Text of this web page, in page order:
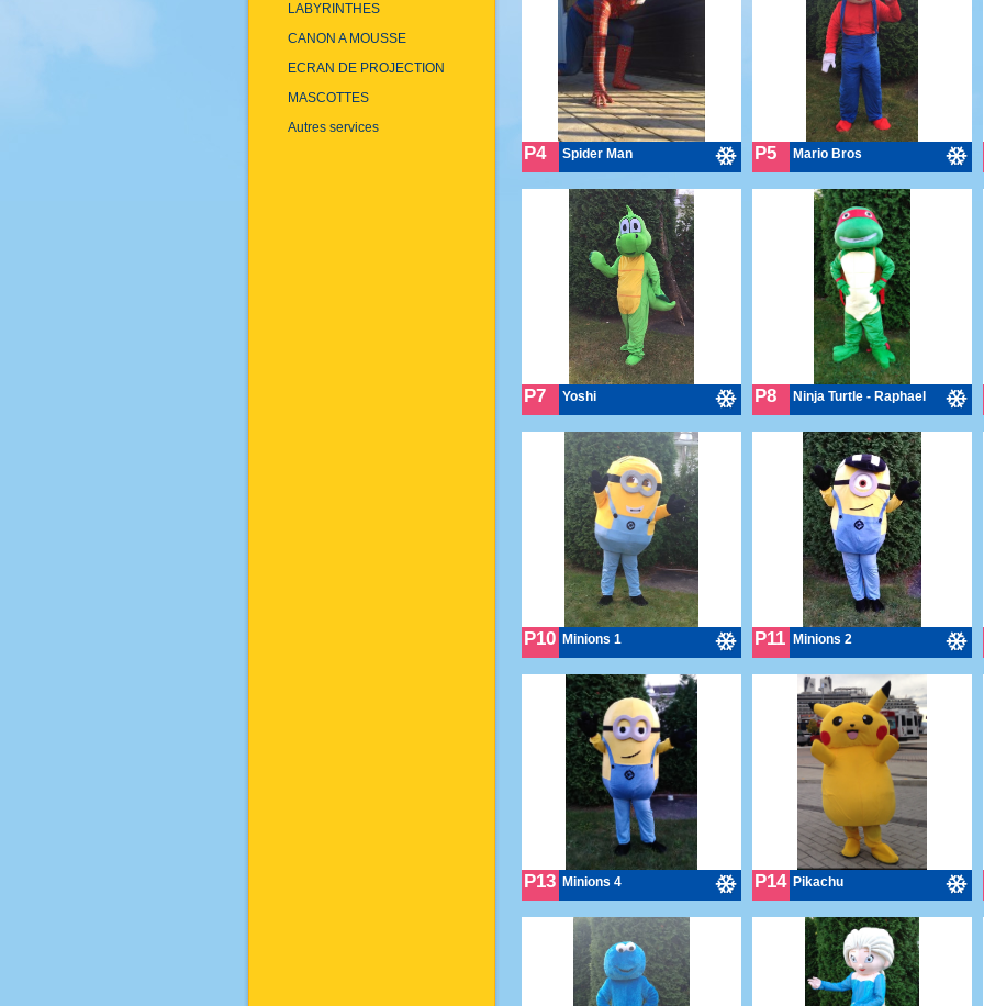
LABYRINTHES
CANON A MOUSSE
ECRAN DE PROJECTION
MASCOTTES
Autres services
P4 Spider Man P5 Mario Bros
P7 Yoshi P8 Ninja Turtle - Raphael
P10 Minions 1 P11 Minions 2
P13 Minions 4 P14 Pikachu